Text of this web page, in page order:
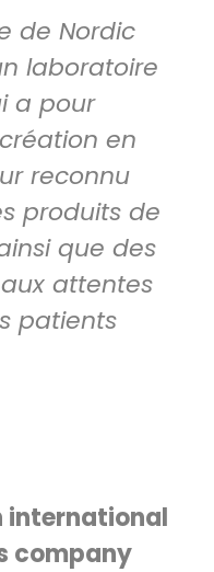
de Nordic
laboratoire
a pour
en
reconnu
produits de
que des
attentes
patients
international
company